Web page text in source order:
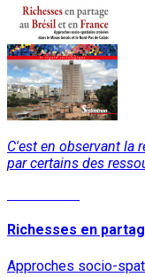
C'est en observant la
par certains des
Richesses en
Approches socio-